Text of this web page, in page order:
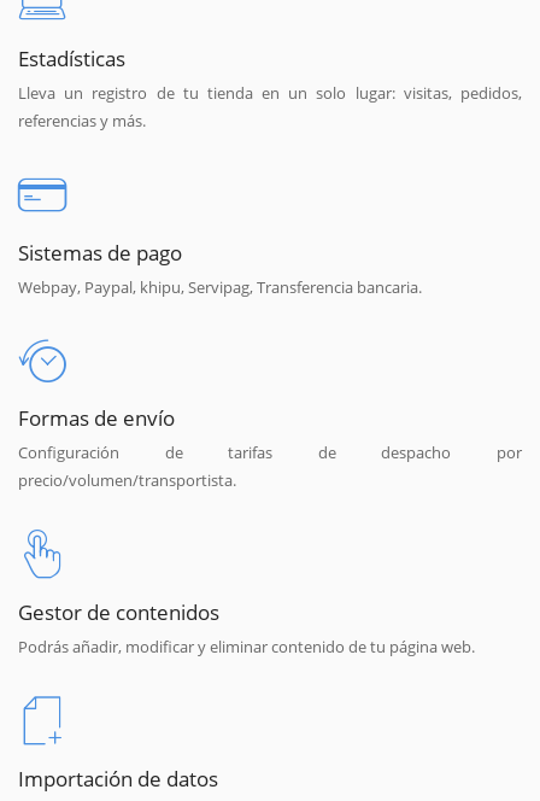
Estadísticas
Lleva un registro de tu tienda en un solo lugar: visitas, pedidos,
referencias y más.
Sistemas de pago
Webpay, Paypal, khipu, Servipag, Transferencia bancaria.
Formas de envío
Configuración de tarifas de despacho por
precio/volumen/transportista.
Gestor de contenidos
Podrás añadir, modificar y eliminar contenido de tu página web.
Importación de datos